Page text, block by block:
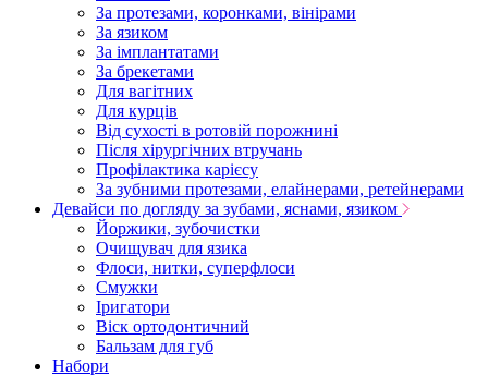
За протезами, коронками, вінірами
За язиком
За імплантатами
За брекетами
Для вагітних
Для курців
Від сухості в ротовій порожнині
Після хірургічних втручань
Профілактика карієсу
За зубними протезами, елайнерами, ретейнерами
Девайси по догляду за зубами, яснами, язиком
Йоржики, зубочистки
Очищувач для язика
Флоси, нитки, суперфлоси
Смужки
Іригатори
Віск ортодонтичний
Бальзам для губ
Набори